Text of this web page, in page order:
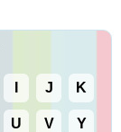
J K
U V Y